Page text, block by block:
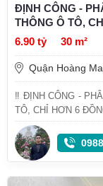
ĐỊNH CÔNG -
THÔNG Ô TÔ,
6.90 tỷ
30 m²
Quận Hoàng
‼ ĐỊNH CÔNG -
TÔ, CHỈ HƠN 6